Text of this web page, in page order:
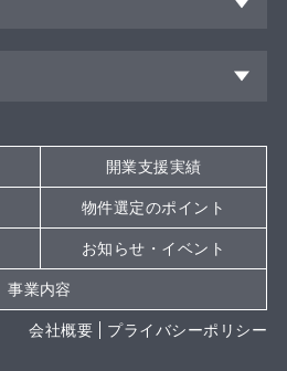
開業支援実績
物件選定のポイント
お知らせ・イベント
事業内容
会社概要 プライバシーポリシー